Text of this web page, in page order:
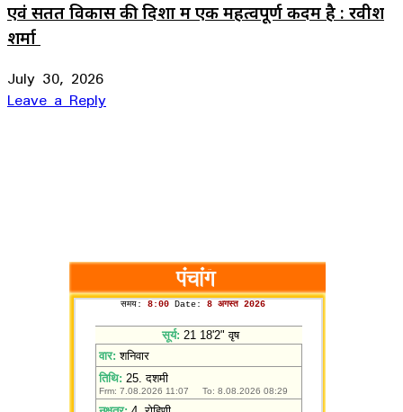
एवं सतत विकास की दिशा में एक महत्वपूर्ण कदम है : रवीश
शर्मा
July 30, 2026
Leave a Reply